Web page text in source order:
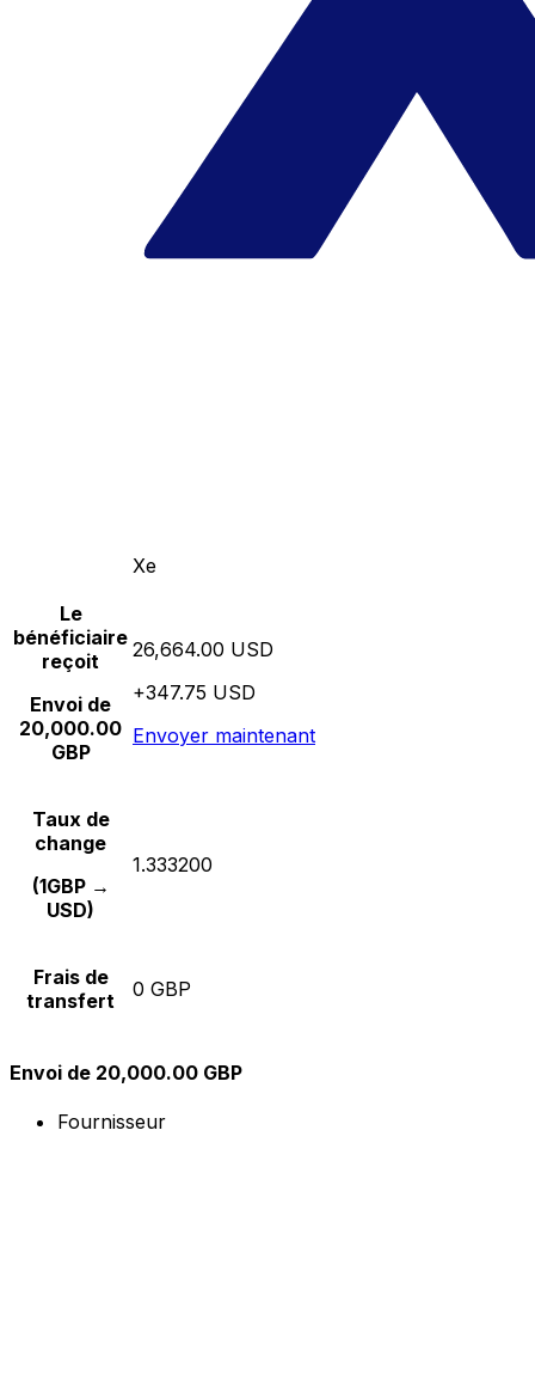
Xe
Le
bénéficiaire
reçoit
Envoi de
20,000.00
GBP
26,664.00 USD
+347.75 USD
Envoyer maintenant
Taux de
change
(1GBP →
USD)
1.333200
Frais de
transfert
0 GBP
Envoi de 20,000.00 GBP
Fournisseur